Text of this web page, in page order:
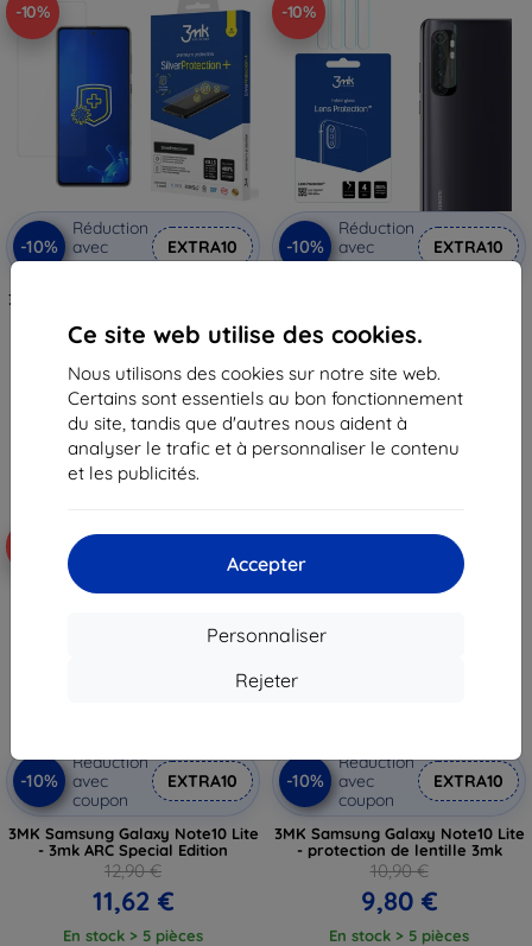
Ce site web utilise des cookies.
Nous utilisons des cookies sur notre site web.
Certains sont essentiels au bon fonctionnement
du site, tandis que d'autres nous aident à
analyser le trafic et à personnaliser le contenu
et les publicités.
Accepter
Personnaliser
Rejeter
-10%
-10%
Réduction
avec
coupon
EXTRA10
3MK Samsung Galaxy Note10 Lite
(5903108302920)
12,50 €
En stock > 5 pièces
-10%
-10%
Réduction
avec
coupon
EXTRA10
10,90 €
9,80 €
En stock > 5 pièces
-10%
Réduction
avec
coupon
EXTRA10
3MK Samsung Galaxy Note10 Lite
- 3mk ARC Special Edition
12,90 €
11,62 €
En stock > 5 pièces
-10%
Réduction
avec
coupon
EXTRA10
3MK Samsung Galaxy Note10 Lite
- protection de lentille 3mk
10,90 €
9,80 €
En stock > 5 pièces